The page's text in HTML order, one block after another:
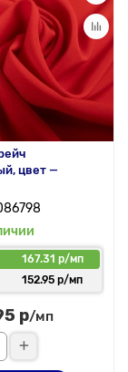
цвет —
167.31 р/мп
152.95 р/мп
р/мп